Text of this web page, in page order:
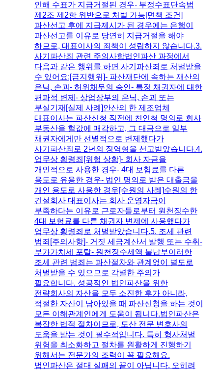
인해 수표가 지급거절된 경우- 부정수표단속법
제2조 제2항 위반으로 처벌 가능​[면책 조건]
파산선고 후에 지급제시가 된 경우에는 은행이
파산선고를 이유로 당연히 지급거절을 해야
하므로, 대표이사의 죄책이 성립하지 않습니다.​3.
사기파산죄 관련 주의사항​법인파산 과정에서
다음과 같은 행위를 하면 사기파산죄로 처벌받을
수 있어요:​[금지행위]- 파산재단에 속하는 재산의
은닉, 손괴- 허위채무의 승인- 특정 채권자에 대한
편파적 변제- 상업장부의 은닉, 손괴 또는
부실기재​[실제 사례]안산의 한 제조업체
대표이사는 파산신청 직전에 친인척 명의로 회사
부동산을 헐값에 매각하고, 그 대금으로 일부
채권자에게만 선별적으로 변제했다가
사기파산죄로 2년의 징역형을 선고받았습니다.​4.
업무상 횡령죄​[위험 상황]- 회사 자금을
개인적으로 사용한 경우- 4대 보험료를 다른
용도로 유용한 경우- 법인 명의로 받은 대출금을
개인 용도로 사용한 경우​[수원의 사례]수원의 한
건설회사 대표이사는 회사 운영자금이
부족하다는 이유로 근로자들로부터 원천징수한
4대 보험료를 다른 채권자 변제에 사용했다가
업무상 횡령죄로 처벌받았습니다.​5. 조세 관련
범죄[주의사항]- 거짓 세금계산서 발행 또는 수취-
부가가치세 포탈- 원천징수세액 불납부​이러한
조세 관련 범죄는 파산절차와 관계없이 별도로
처벌받을 수 있으므로 각별한 주의가
필요합니다. 성공적인 법인파산을 위한
전략회사의 자산을 모두 소진한 후가 아니라,
적절한 자산이 남아있을 때 파산신청을 하는 것이
모든 이해관계인에게 도움이 됩니다.​법인파산은
복잡한 법적 절차이므로, 도산 전문 변호사의
도움을 받는 것이 필수적입니다. 특히 형사처벌
위험을 최소화하고 절차를 원활하게 진행하기
위해서는 전문가의 조력이 꼭 필요해요.​
법인파산은 절대 실패의 끝이 아닙니다. 오히려